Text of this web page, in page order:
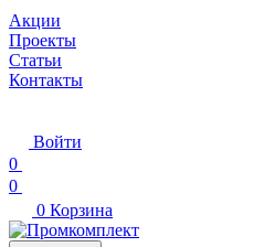
Акции
Проекты
Статьи
Контакты
Войти
0
0
0 Корзина